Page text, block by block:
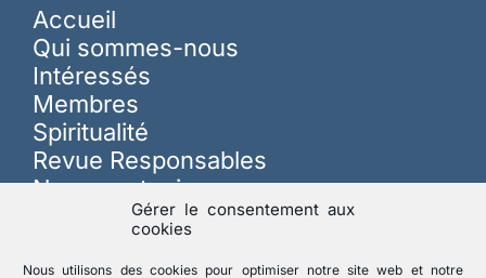
Gérer le consentement aux
cookies
Nous utilisons des cookies pour optimiser notre site web et notre
Accueil
Qui sommes-nous
Intéressés
Membres
Spiritualité
Revue Responsables
Nous soutenir